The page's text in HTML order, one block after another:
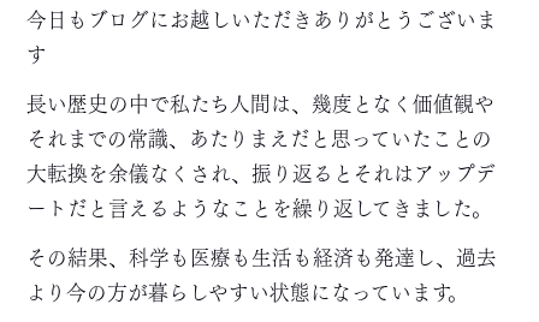
今日もブログにお越しいただきありがとうございま
す
長い歴史の中で私たち人間は、幾度となく価値観や
それまでの常識、あたりまえだと思っていたことの
大転換を余儀なくされ、振り返るとそれはアップデ
ートだと言えるようなことを繰り返してきました。
その結果、科学も医療も生活も経済も発達し、過去
より今の方が暮らしやすい状態になっています。